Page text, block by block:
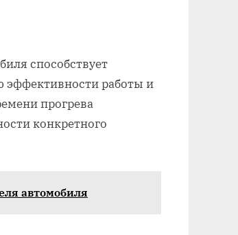
способствует
работы и
прогрева
конкретного
автомобиля